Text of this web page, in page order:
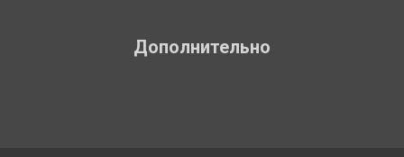
Дополнительно